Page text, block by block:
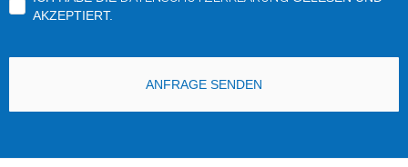
AKZEPTIERT.
ANFRAGE SENDEN